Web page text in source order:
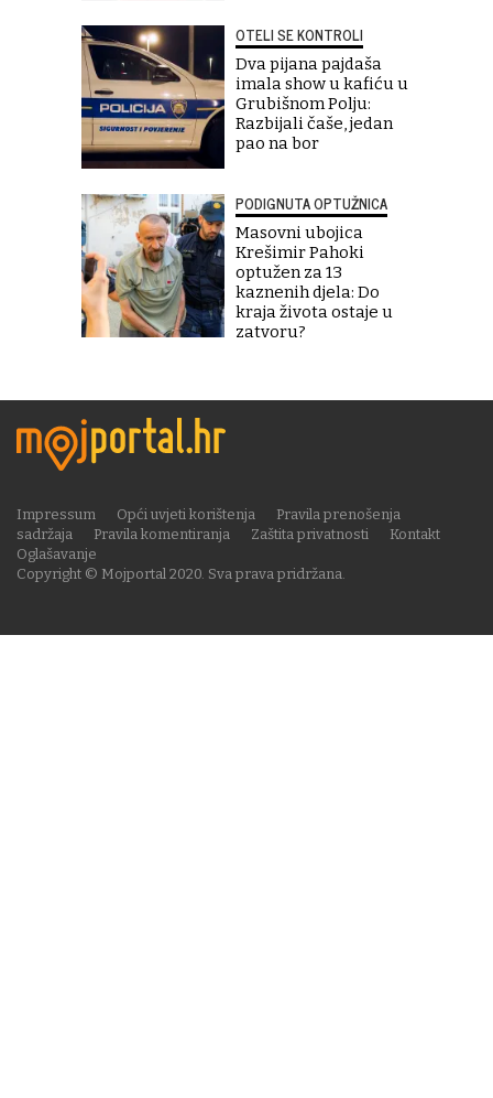
OTELI SE KONTROLI
Dva pijana pajdaša
imala show u kafiću u
Grubišnom Polju:
Razbijali čaše, jedan
pao na bor
PODIGNUTA OPTUŽNICA
Masovni ubojica
Krešimir Pahoki
optužen za 13
kaznenih djela: Do
kraja života ostaje u
zatvoru?
Copyright © Mojportal 2020. Sva prava pridržana.
Impressum Opći uvjeti korištenja
Pravila prenošenja
sadržaja
Pravila komentiranja Zaštita privatnosti
Kontakt
Oglašavanje